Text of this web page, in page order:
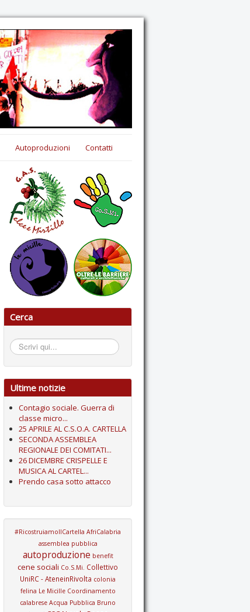
Autoproduzioni Contatti
Cerca
Cerca...
Ultime notizie
Contagio sociale. Guerra di
classe micro...
25 APRILE AL C.S.O.A. CARTELLA
SECONDA ASSEMBLEA
REGIONALE DEI COMITATI...
26 DICEMBRE CRISPELLE E
MUSICA AL CARTEL...
Prendo casa sotto attacco
#RicostruiamoIlCartella AfriCalabria
assemblea pubblica
autoproduzione benefit
cene sociali Co.S.Mi. Collettivo
UniRC - AteneinRivolta colonia
felina Le Micille Coordinamento
calabrese Acqua Pubblica Bruno